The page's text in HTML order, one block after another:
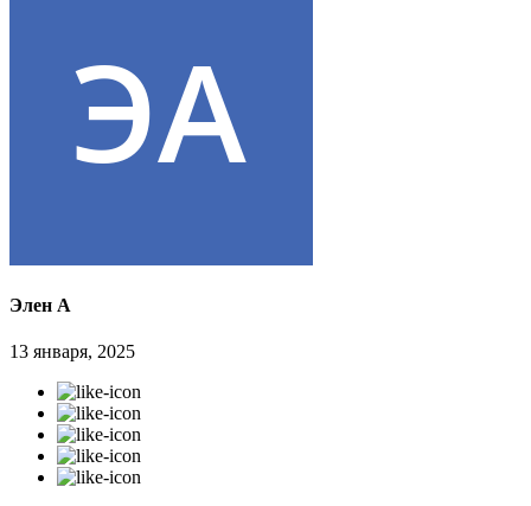
Элен А
13 января, 2025